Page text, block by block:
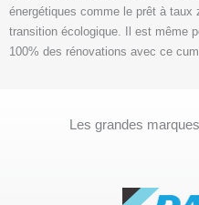
énergétiques comme le prêt à taux
transition écologique. Il est même
100% des rénovations avec ce
Les grandes